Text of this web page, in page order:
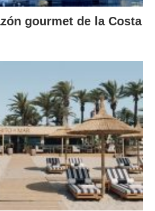
gourmet de la Costa